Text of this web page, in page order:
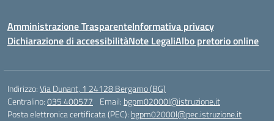
Amministrazione TrasparenteInformativa privacy
Dichiarazione di accessibilitàNote LegaliAlbo pretorio online
Indirizzo:Via Dunant, 1 24128 Bergamo (BG)
Centralino:035 400577 Email: bgpm02000l@istruzione.it
Posta elettronica certificata (PEC): bgpm02000l@pec.istruzione.it